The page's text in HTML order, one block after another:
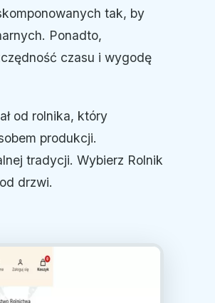
tak, by
Ponadto,
czasu i wygodę
od rolnika, który
produkcji.
tradycji. Wybierz Rolnik
drzwi.